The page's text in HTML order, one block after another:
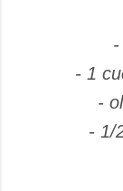
- 1
-
- 1/